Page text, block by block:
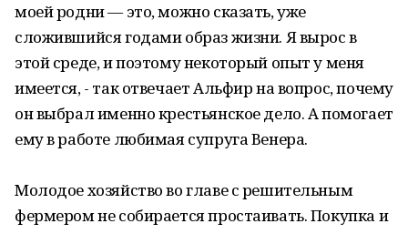
моей родни — это, можно сказать, уже
сложившийся годами образ жизни. Я вырос в
этой среде, и поэтому некоторый опыт у меня
имеется, - так отвечает Альфир на вопрос, почему
он выбрал именно крестьянское дело. А помогает
ему в работе любимая супруга Венера.
Молодое хозяйство во главе с решительным
фермером не собирается простаивать. Покупка и